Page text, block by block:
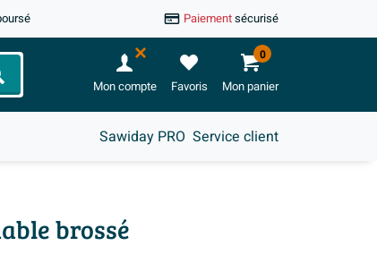
Paiementsécurisé
Mon compte Favoris Mon panier
0
Sawiday PRO Service client
brossé